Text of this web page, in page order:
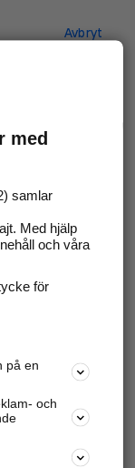
Avbryt
mot
Logga in
med
samlar
Med hjälp
och våra
för
på en
och